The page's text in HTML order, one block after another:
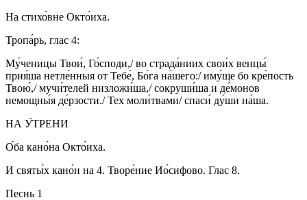
На стихо́вне Окто́иха.
Тропа́рь, глас 4:
Му́ченицы Твои́, Го́споди,/ во страда́ниих свои́х венцы́
прия́ша нетле́нныя от Тебе́, Бо́га на́шего:/ иму́ще бо кре́пость
Твою́,/ мучи́телей низложи́ша,/ сокруши́ша и де́монов
немощны́я де́рзости./ Тех моли́твами/ спаси́ ду́ши на́ша.
НА У́ТРЕНИ
О́ба кано́на Окто́иха.
И святы́х кано́н на 4. Творе́ние Ио́сифово. Глас 8.
Песнь 1